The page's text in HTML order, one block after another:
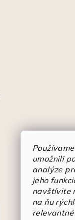
umožnili
analýze
jeho
navštívite
na ňu